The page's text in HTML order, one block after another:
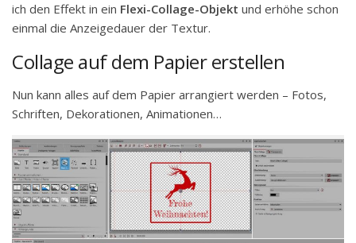
ich den Effekt in ein Flexi-Collage-Objekt und erhöhe schon
einmal die Anzeigedauer der Textur.
Collage auf dem Papier erstellen
Nun kann alles auf dem Papier arrangiert werden – Fotos,
Schriften, Dekorationen, Animationen…